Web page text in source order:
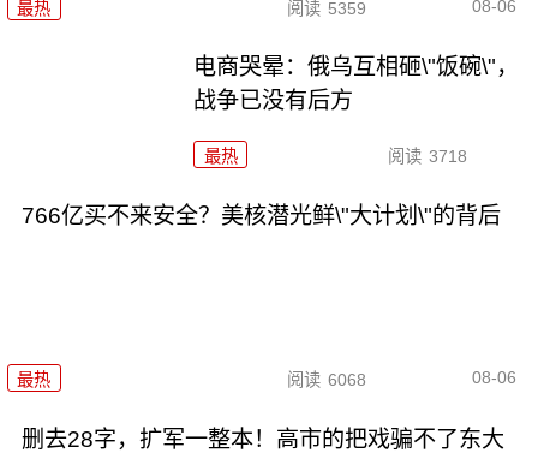
最热 阅读 5359 08-06
电商哭晕：俄乌互相砸\"饭碗\"，
战争已没有后方
最热 阅读 3718
766亿买不来安全？美核潜光鲜\"大计划\"的背后
最热 阅读 6068 08-06
删去28字，扩军一整本！高市的把戏骗不了东大